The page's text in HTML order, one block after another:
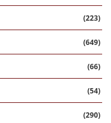
(223)
(649)
(66)
(54)
(290)